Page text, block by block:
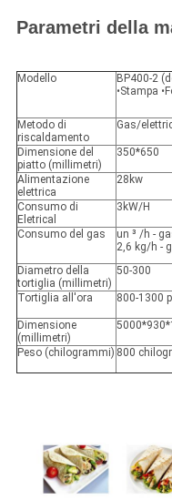
Parametri della
Modello
BP400-2
•Stampa
Metodo di
riscaldamento
Gas/
Dimensione del
piatto (millimetri)
350*650
Alimentazione
elettrica
28kw
Consumo di
Eletrical
3kW/H
Consumo del gas
un ³ /h -
2,6 kg/h -
Diametro della
tortiglia (millimetri)
50-300
Tortiglia all'ora 800-1300
Dimensione
(millimetri)
Peso (chilogrammi) 800